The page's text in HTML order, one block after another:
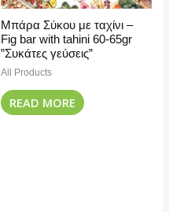
Μπάρα Σύκου με ταχίνι –
Fig bar with tahini 60-65gr
”Συκάτες γεύσεις”
All Products
READ MORE